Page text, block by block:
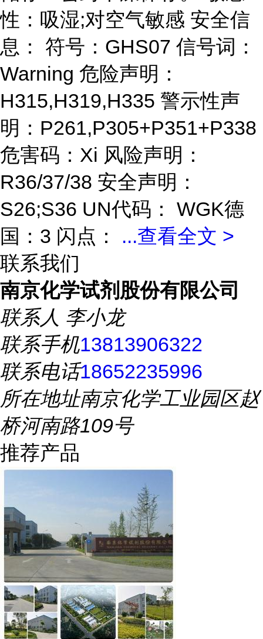
性：吸湿;对空气敏感 安全信
息： 符号：GHS07 信号词：
Warning 危险声明：
H315,H319,H335 警示性声
明：P261,P305+P351+P338
危害码：Xi 风险声明：
R36/37/38 安全声明：
S26;S36 UN代码： WGK德
国：3 闪点： ...查看全文 >
联系我们
南京化学试剂股份有限公司
联系人 李小龙
联系手机13813906322
联系电话18652235996
所在地址南京化学工业园区赵
桥河南路109号
推荐产品